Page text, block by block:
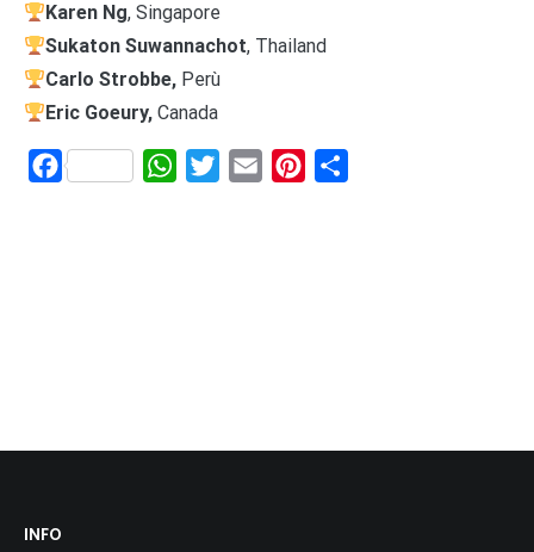
Karen Ng, Singapore
Sukaton Suwannachot, Thailand
Carlo Strobbe, Perù
Eric Goeury,Canada
Facebook WhatsAppTwitterEmail Pinterest
INFO